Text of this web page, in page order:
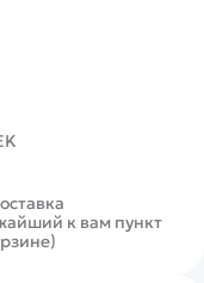
к вам пункт